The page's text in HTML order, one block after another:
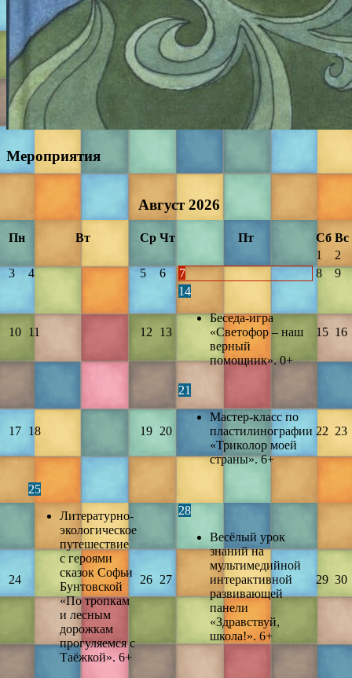
Мероприятия
Август 2026
Пн Вт Ср Чт Пт Сб Вс
1
2
3
4 5 6 7 8 9
10 11 12 13
14
Беседа-игра
«Светофор – наш
верный
помощник». 0+
15 16
17 18 19 20
21
Мастер-класс по
пластилинографии
«Триколор моей
страны». 6+
22 23
24
25
Литературно-
экологическое
путешествие
с героями
сказок Софьи
Бунтовской
«По тропкам
и лесным
дорожкам
прогуляемся с
Таёжкой». 6+
26 27
28
Весёлый урок
знаний на
мультимедийной
интерактивной
развивающей
панели
«Здравствуй,
школа!». 6+
29 30